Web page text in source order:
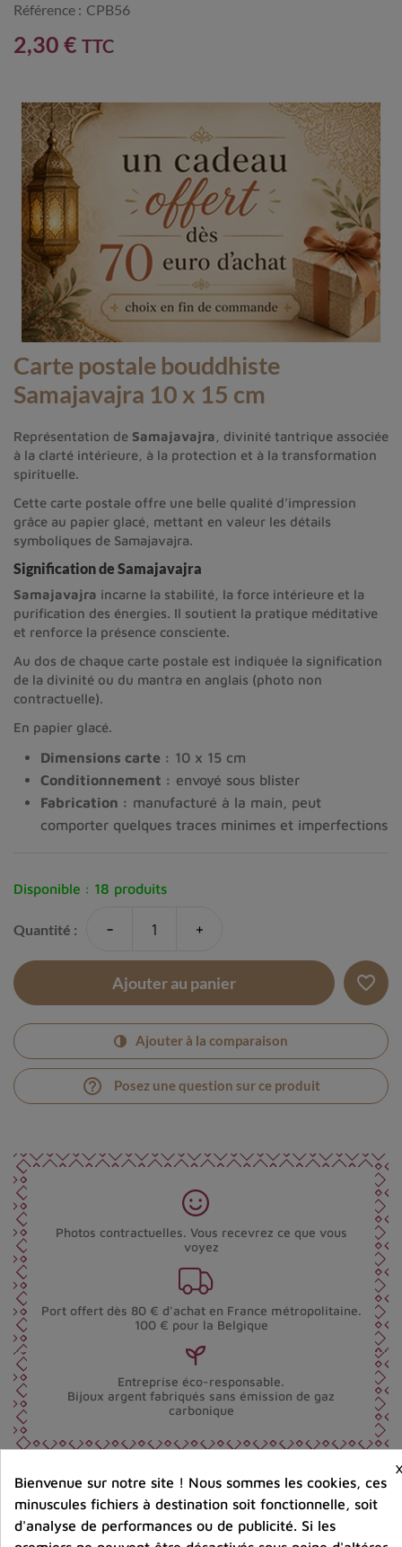
Référence : CPB56
2,30 € TTC
Carte postale bouddhiste
Samajavajra 10 x 15 cm
Représentation de Samajavajra , divinité tantrique associée
à la clarté intérieure, à la protection et à la transformation
spirituelle.
Cette carte postale offre une belle qualité d’impression
grâce au papier glacé, mettant en valeur les détails
symboliques de Samajavajra.
Signification de Samajavajra
Samajavajra incarne la stabilité, la force intérieure et la
purification des énergies. Il soutient la pratique méditative
et renforce la présence consciente.
Au dos de chaque carte postale est indiquée la signification
de la divinité ou du mantra en anglais (photo non
contractuelle).
En papier glacé.
Dimensions carte : 10 x 15 cm
Conditionnement : envoyé sous blister
Fabrication : manufacturé à la main, peut
comporter quelques traces minimes et imperfections
Disponible : 18 produits
Quantité : - +
Ajouter au panier favorite_border
Ajouter à la comparaison
help_outline Posez une question sur ce produit
Photos contractuelles. Vous recevrez ce que vous
voyez
Port offert dès 80 € d’achat en France métropolitaine.
100 € pour la Belgique
Entreprise éco-responsable.
Bijoux argent fabriqués sans émission de gaz
carbonique
Partager :
Bienvenue sur notre site ! Nous sommes les cookies, ces
minuscules fichiers à destination soit fonctionnelle, soit
d'analyse de performances ou de publicité. Si les